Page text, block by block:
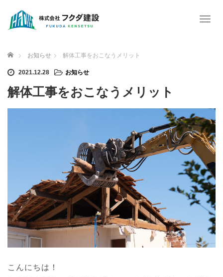
T
i
g
a
t
i
n
ホーム お知らせ 解体工事をおこなうメリット
2021.12.28 お知らせ
解体工事をおこなうメリット
こんにちは！